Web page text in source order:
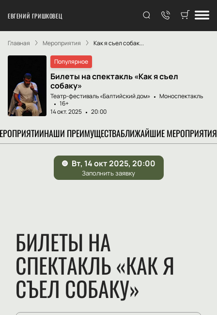
ЕВГЕНИЙ ГРИШКОВЕЦ
Главная Мероприятия Как я съел собак...
Популярное
Билеты на спектакль «Как я съел
собаку»
Театр-фестиваль «Балтийский дом»
Моноспектакль
16+
14 окт. 2025
20:00
НАШИ ПРЕИМУЩЕСТВАБЛИЖАЙШИЕ МЕРОПРИЯТИЯ
БИЛЕТЫ НА
СПЕКТАКЛЬ «КАК Я
СЪЕЛ СОБАКУ»